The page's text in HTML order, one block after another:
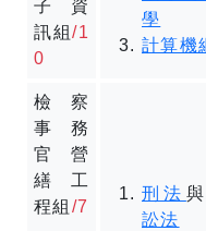
子資
訊組/1
0
學
計算機
檢察
事務
官營
繕工
程組 /7
刑法
訟法